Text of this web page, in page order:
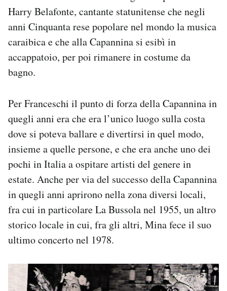
Harry Belafonte, cantante statunitense che negli
anni Cinquanta rese popolare nel mondo la musica
caraibica e che alla Capannina si esibì in
accappatoio, per poi rimanere in costume da
bagno.
Per Franceschi il punto di forza della Capannina in
quegli anni era che era l’unico luogo sulla costa
dove si poteva ballare e divertirsi in quel modo,
insieme a quelle persone, e che era anche uno dei
pochi in Italia a ospitare artisti del genere in
estate. Anche per via del successo della Capannina
in quegli anni aprirono nella zona diversi locali,
fra cui in particolare La Bussola nel 1955, un altro
storico locale in cui, fra gli altri, Mina fece il suo
ultimo concerto nel 1978.